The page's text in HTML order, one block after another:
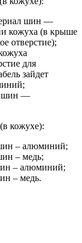
шин —
кожуха (в крыше
отверстие);
для
зайдет
шин —
кожухе):
– алюминий;
– медь;
– алюминий;
– медь.